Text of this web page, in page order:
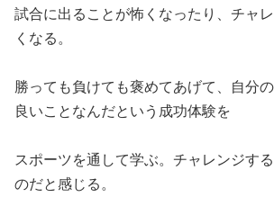
試合に出ることが怖くなったり、チャ
くなる。
勝っても負けても褒めてあげて、自分
良いことなんだという成功体験を
スポーツを通して学ぶ。チャレンジす
のだと感じる。